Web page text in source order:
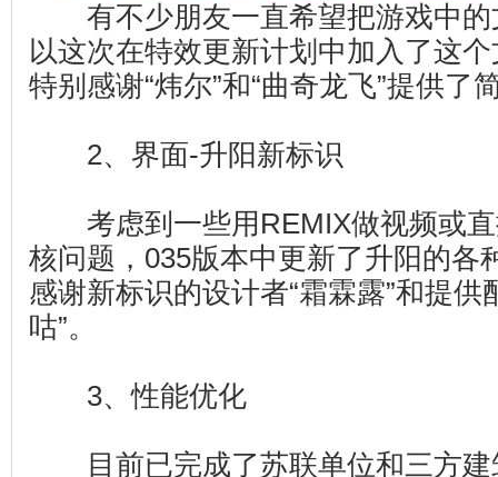
有不少朋友一直希望把游戏中的
以这次在特效更新计划中加入了这
特别感谢“炜尔”和“曲奇龙飞”提供了
2、界面-升阳新标识
考虑到一些用REMIX做视频或直
核问题，035版本中更新了升阳的各
感谢新标识的设计者“霜霖露”和提供
咕”。
3、性能优化
目前已完成了苏联单位和三方建